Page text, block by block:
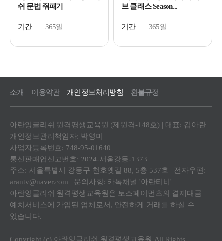
쉬 문법 줘패기
기간 365일
브 클래스 Season...
기간 365일
소개 이용약관 개인정보처리방침 환불규정
아란잉글리쉬 원격평생교육원 (제원격-148호) | 대표: 김아란 |
개인정보관리책임자: 박영미
사업자등록번호: 748-95-01640
통신판매업신고번호: 2024-서울강동-1373
주소: 서울특별시 강동구 천호옛길 88, 5층 537호 | 전자우편:
arantv@naver.com | 문의사항: 카톡채널 '아란티비'
아란잉글리쉬 원격평생교육원은 토스페이먼츠의 결제대금
예치서비스에 가입된 업체로서, 안전하게 거래를 하실 수
있습니다.
Copyright (c) 아란잉글리쉬 원격평생교육원 All Rights